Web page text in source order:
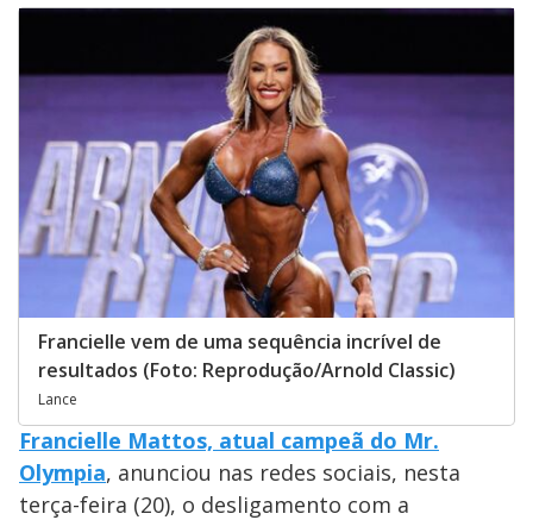
Francielle vem de uma sequência incrível de
resultados (Foto: Reprodução/Arnold Classic)
Lance
Francielle Mattos, atual campeã do Mr.
Olympia, anunciou nas redes sociais, nesta
terça-feira (20), o desligamento com a